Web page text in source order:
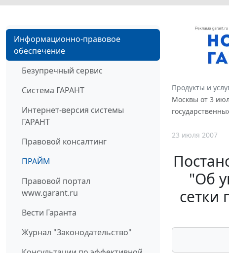
Информационно-правовое
обеспечение
Безупречный сервис
Система ГАРАНТ
Интернет-версия системы
ГАРАНТ
Правовой консалтинг
ПРАЙМ
Правовой портал
www.garant.ru
Вести Гаранта
Журнал "Законодательство"
Продукты и
Москвы от 3
23 июля 2007
"Об
сетки